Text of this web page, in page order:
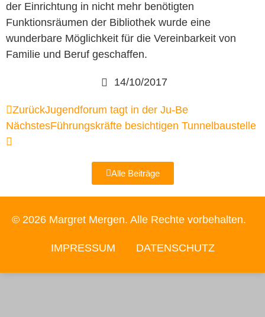
der Einrichtung in nicht mehr benötigten
Funktionsräumen der Bibliothek wurde eine
wunderbare Möglichkeit für die Vereinbarkeit von
Familie und Beruf geschaffen.
14/10/2017
ZurückJugendforum tagt in der Ju-Be
NächstesFührungskräfte besichtigen Tunnelbaustelle
Alle Beiträge
© 2026 Margret Mergen. Alle Rechte vorbehalten.
IMPRESSUM DATENSCHUTZ